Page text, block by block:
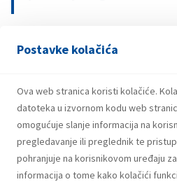
Postavke kolačića
Ova web stranica koristi kolačiće.
datoteka u izvornom kodu web
omogućuje slanje informacija na
pregledavanje ili preglednik te
pohranjuje na korisnikovom uređaju
informacija o tome kako kolačići
21.07.2026.
u iznosu od 500